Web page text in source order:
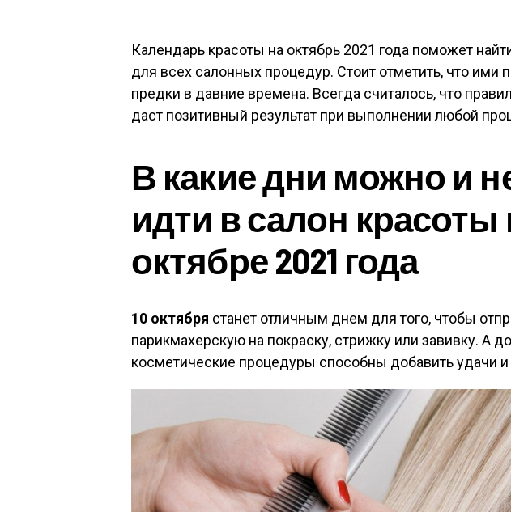
Календарь красоты на октябрь 2021 года поможет
для всех салонных процедур. Стоит отметить, что ими
предки в давние времена. Всегда считалось, что
даст позитивный результат при выполнении любой
В какие дни можно и
идти в салон красоты
октябре 2021 года
10 октября станет отличным днем для того, чтобы
парикмахерскую на покраску, стрижку или завивку. А
косметические процедуры способны добавить удачи